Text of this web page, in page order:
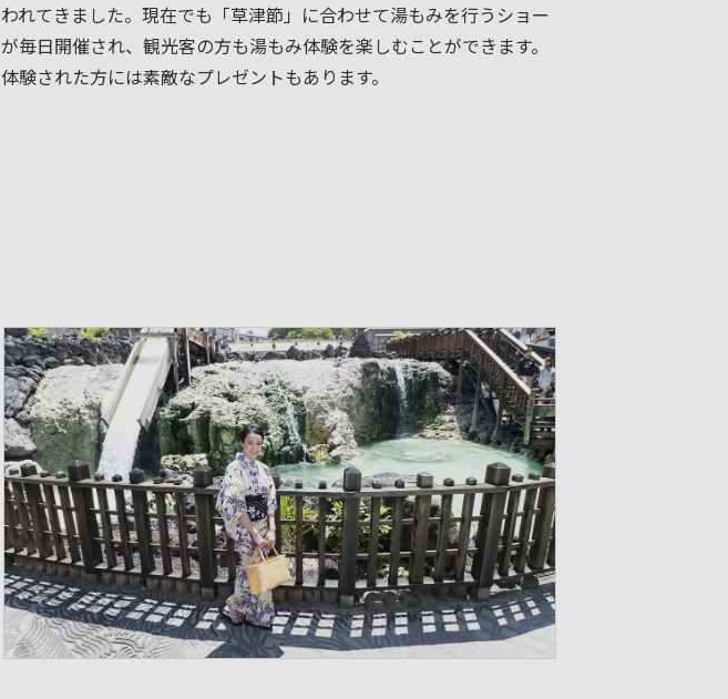
われてきました。現在でも「草津節」に合わせて湯もみを行うショー
が毎日開催され、観光客の方も湯もみ体験を楽しむことができます。
体験された方には素敵なプレゼントもあります。